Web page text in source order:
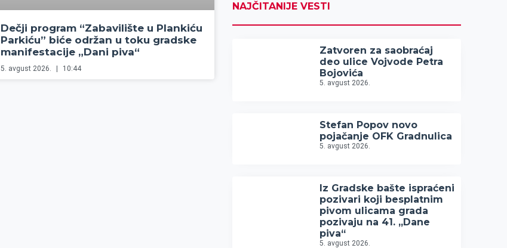
Dečji program “Zabavilište u Plankiću
Parkiću” biće održan u toku gradske
manifestacije „Dani piva“
5. avgust 2026. 10:44
NAJČITANIJE VESTI
Zatvoren za saobraćaj
deo ulice Vojvode Petra
Bojovića
5. avgust 2026.
Stefan Popov novo
pojačanje OFK Gradnulica
5. avgust 2026.
Iz Gradske bašte ispraćeni
pozivari koji besplatnim
pivom ulicama grada
pozivaju na 41. „Dane
piva“
5. avgust 2026.